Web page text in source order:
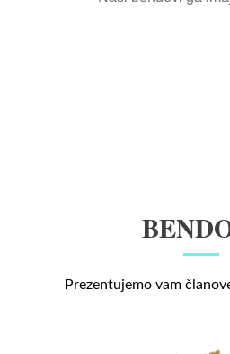
Prezentujemo vam